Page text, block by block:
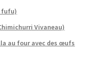
fufu)
Vivaneau)
au four avec des œufs